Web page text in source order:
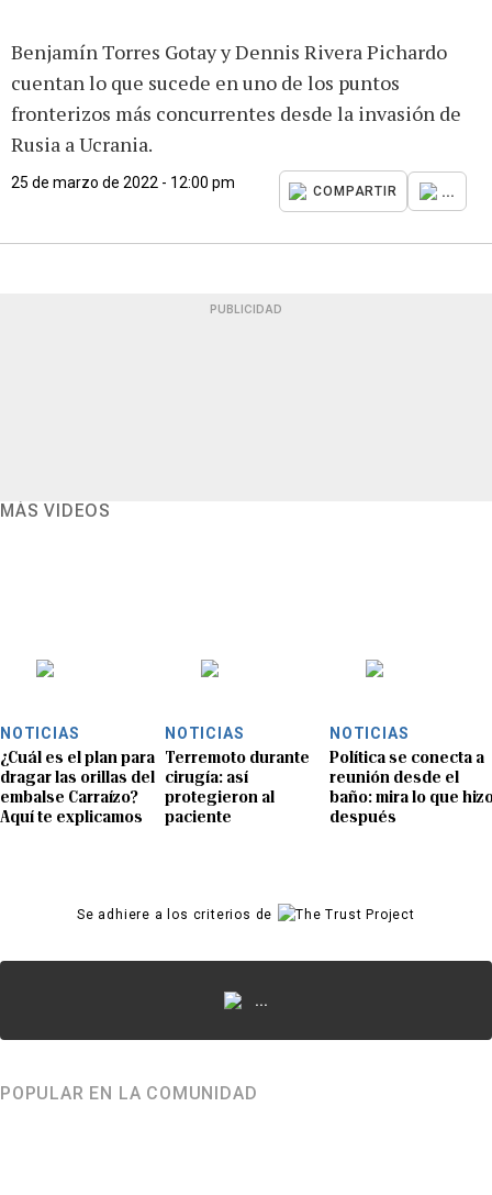
Benjamín Torres Gotay y Dennis Rivera Pichardo
cuentan lo que sucede en uno de los puntos
fronterizos más concurrentes desde la invasión de
Rusia a Ucrania.
25 de marzo de 2022 - 12:00 pm
COMPARTIR ...
PUBLICIDAD
MÁS VIDEOS
NOTICIAS
¿Cuál es el plan para
dragar las orillas del
embalse Carraízo?
Aquí te explicamos
NOTICIAS
Terremoto durante
cirugía: así
protegieron al
paciente
NOTICIAS
Política se conecta a
reunión desde el
baño: mira lo que
después
Se adhiere a los criterios de
...
POPULAR EN LA COMUNIDAD